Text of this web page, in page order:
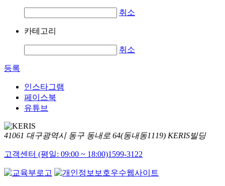
취소
카테고리
취소
등록
인스타그램
페이스북
유튜브
41061 대구광역시 동구 동내로 64(동내동1119) KERIS빌딩
고객센터 (평일: 09:00 ~ 18:00)1599-3122